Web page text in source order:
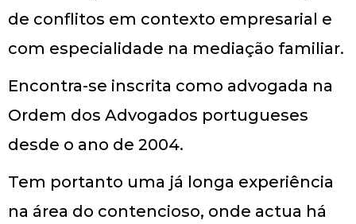
de conflitos em contexto empresarial e
com especialidade na mediação familiar.
Encontra-se inscrita como advogada na
Ordem dos Advogados portugueses
desde o ano de 2004.
Tem portanto uma já longa experiência
na área do contencioso, onde actua há